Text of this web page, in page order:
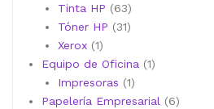
productos
Tinta HP 6363
productos
Tóner HP 3131
Xerox 11
producto
Equipo de Oficina 11
Impresoras 11
producto
Papelería Empresarial 66